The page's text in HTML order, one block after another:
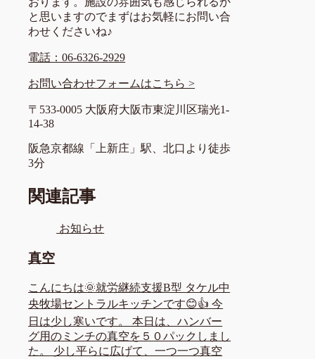
と思いますのでまずはお気軽にお問い合
わせくださいね♪
電話：06-6326-2929
お問い合わせフォームはこちら >
〒533-0005 大阪府大阪市東淀川区瑞光1-
14-38
阪急京都線「上新庄」駅、北口より徒歩
3分
関連記事
お知らせ
真空
こんにちは🌞就労継続支援B型 タケル中
央牧場セントラルキッチンです😊👍 今
日は少し寒いです。 本日は、ハンバー
グ用のミンチの真空を５０パックしまし
た。 少し平らに広げて、一つ一つ真空